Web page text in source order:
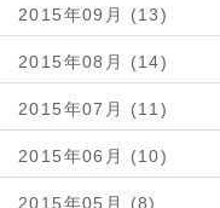
2015年09月 (13)
2015年08月 (14)
2015年07月 (11)
2015年06月 (10)
2015年05月 (8)